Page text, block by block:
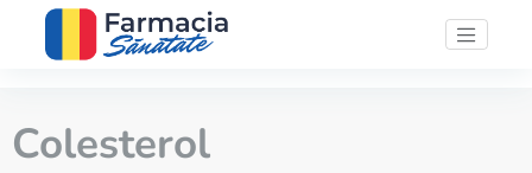
Colesterol